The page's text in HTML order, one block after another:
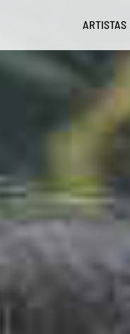
ARTISTAS